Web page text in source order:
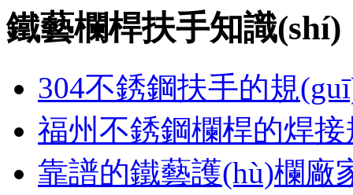
鐵藝欄桿扶手知識(shí)
304不銹鋼扶手的規
福州不銹鋼欄桿的焊
靠譜的鐵藝護(hù)欄廠